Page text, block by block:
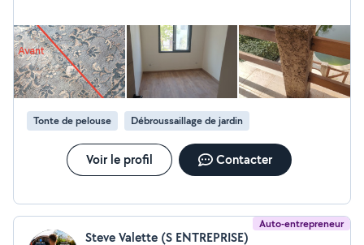
Tonte de pelouse Débroussaillage de jardin
Voir le profil Contacter
Auto-entrepreneur
Steve Valette (S ENTREPRISE)